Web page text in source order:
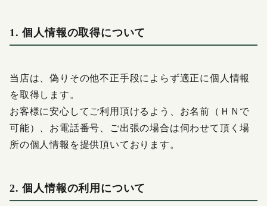
1. 個人情報の取得について
当店は、偽りその他不正手段によらず適正に個人情報
を取得します。
お客様に安心してご利用頂けるよう、お名前（ＨＮで
可能）、お電話番号、ご出張の場合は伺わせて頂く場
所の個人情報を提供頂いております。
2. 個人情報の利用について